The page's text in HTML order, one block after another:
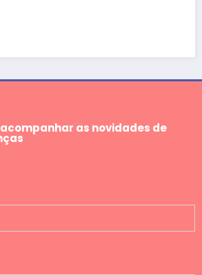
as novidades de